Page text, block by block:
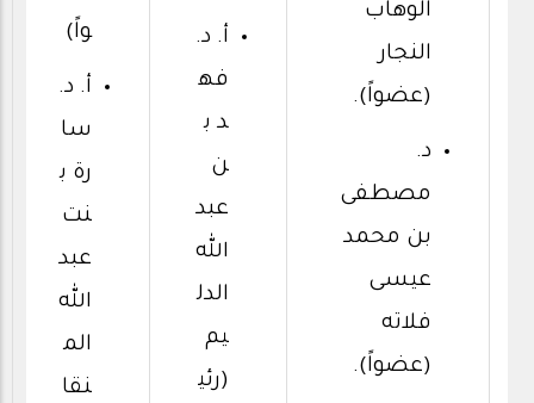
الوهاب
النجار
(عضواً).
د.
مصطفى
بن محمد
عيسى
فلاته
(عضواً).
أ. د.
فه
د ب
ن
عبد
الله
الدل
يم
(رئي
واً)
أ. د.
سا
رة ب
نت
عبد
الله
الم
نقا